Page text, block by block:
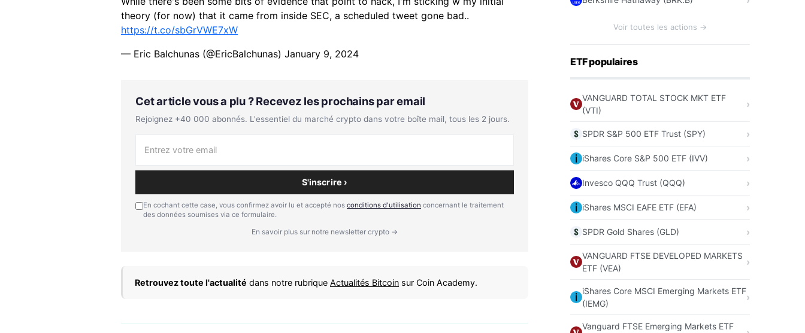
theory (for now) that it came from inside SEC, a scheduled tweet gone bad..
https://t.co/sbGrVWE7xW
— Eric Balchunas (@EricBalchunas) January 9, 2024
Cet article vous a plu ? Recevez les prochains par email
Rejoignez +40 000 abonnés. L'essentiel du marché crypto dans votre boîte mail, tous les 2 jours.
S'inscrire ›
En cochant cette case, vous confirmez avoir lu et accepté nos conditions d'utilisation concernant le traitement
des données soumises via ce formulaire.
En savoir plus sur notre newsletter crypto →
Retrouvez toute l'actualité dans notre rubrique Actualités Bitcoin sur Coin Academy.
Voir toutes les actions →
ETF populaires
VANGUARD TOTAL STOCK MKT ETF
(VTI)
SPDR S&P 500 ETF Trust (SPY)
iShares Core S&P 500 ETF (IVV)
Invesco QQQ Trust (QQQ)
iShares MSCI EAFE ETF (EFA)
SPDR Gold Shares (GLD)
VANGUARD FTSE DEVELOPED MARKETS
ETF (VEA)
iShares Core MSCI Emerging Markets ETF
(IEMG)
Vanguard FTSE Emerging Markets ETF